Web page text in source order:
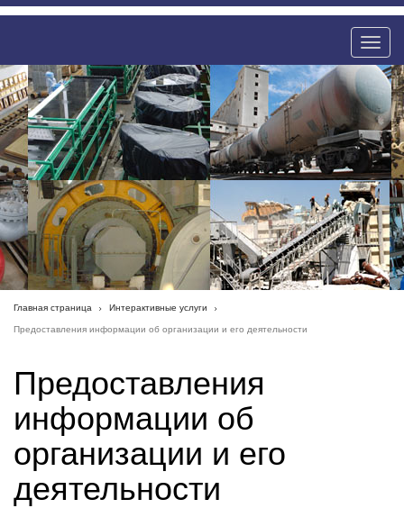
Toggle
Главная страница Интерактивные услуги
Предоставления информации об организации и его деятельности
Предоставления
информации об
организации и его
деятельности